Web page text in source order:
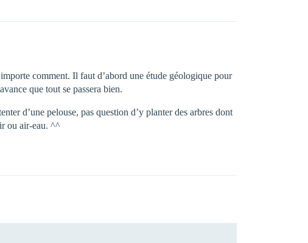
comment. Il faut d’abord une étude géologique pour
que tout se passera bien.
d’une pelouse, pas question d’y planter des arbres dont
ou air-eau. ^^